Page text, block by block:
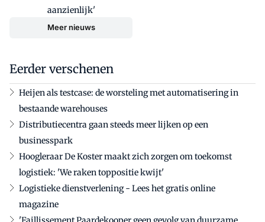
aanzienlijk'
Meer nieuws
Eerder verschenen
Heijen als testcase: de worsteling met automatisering in
bestaande warehouses
Distributiecentra gaan steeds meer lijken op een
businesspark
Hoogleraar De Koster maakt zich zorgen om toekomst
logistiek: 'We raken toppositie kwijt'
Logistieke dienstverlening - Lees het gratis online
magazine